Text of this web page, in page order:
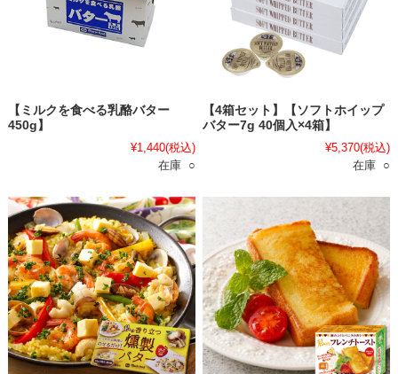
【ミルクを食べる乳酪バター
450g】
¥1,440(税込)
在庫 ○
【4箱セット】【ソフトホイップ
バター7g 40個入×4箱】
¥5,370(税込)
在庫 ○